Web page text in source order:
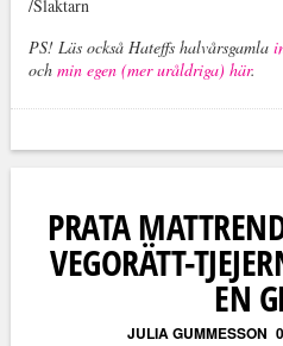
/Slaktarn
PS! Läs också Hateffs halvårsgamla
och min egen (mer uråldriga) här.
PRATA
VEGORÄTT-
EN
JULIA GUMMESSON